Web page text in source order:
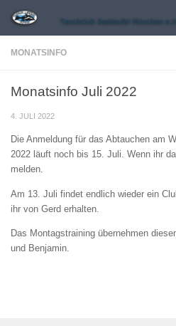
Zum Inhalt springen
MONATSINFO
Monatsinfo Juli 2022
4. JULI 2022
Die Anmeldung für das Abtauchen am
2022 läuft noch bis 15. Juli. Wenn ihr
melden.
Am 13. Juli findet endlich wieder ein
ihr von Gerd erhalten.
Das Montagstraining übernehmen
und Benjamin.